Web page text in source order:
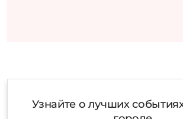
Узнайте о лучших